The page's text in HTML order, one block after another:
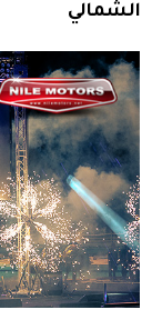
الشمالي